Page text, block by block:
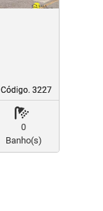
Código. 3227
Código. 3227
0
Banho(s)